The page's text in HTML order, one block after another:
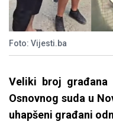
Foto: Vijesti.ba
Veliki broj građana
Osnovnog suda u
uhapšeni građani